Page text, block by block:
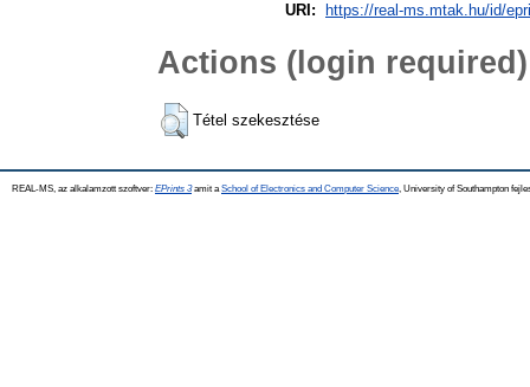
URI:
https://real-ms.mtak.hu/id/
Actions (login required)
Tétel szekesztése
REAL-MS, az alkalamzott szoftver: EPrints 3amit a School of Electronics and Computer Science , University of Southampton